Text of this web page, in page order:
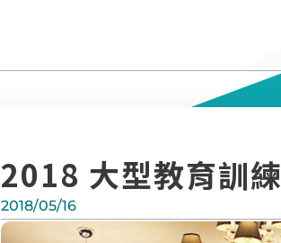
2018 大型教育訓練
2018/05/16